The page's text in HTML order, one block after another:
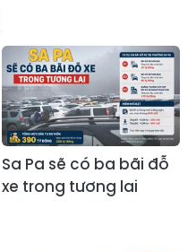
Sa Pa sẽ có ba bãi đỗ
xe trong tương lai